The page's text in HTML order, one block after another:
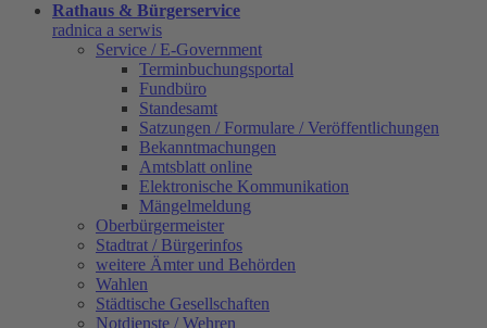
Rathaus & Bürgerservice
radnica a serwis
Service / E-Government
Terminbuchungsportal
Fundbüro
Standesamt
Satzungen / Formulare / Veröffentlichungen
Bekanntmachungen
Amtsblatt online
Elektronische Kommunikation
Mängelmeldung
Oberbürgermeister
Stadtrat / Bürgerinfos
weitere Ämter und Behörden
Wahlen
Städtische Gesellschaften
Notdienste / Wehren